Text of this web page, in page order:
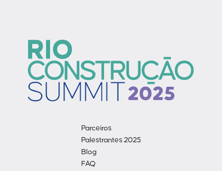
Parceiros
Palestrantes 2025
Blog
FAQ